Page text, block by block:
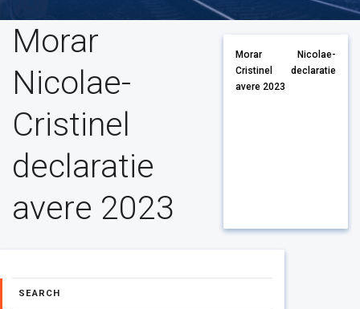
Morar
Nicolae-
Cristinel
declaratie
avere 2023
Morar Nicolae-
Cristinel declaratie
avere 2023
SEARCH